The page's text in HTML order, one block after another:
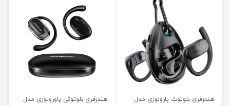
هندزفری بلوتوث پارولوژی مدل
هندزفری بلوتوثی پاورولوژی مدل